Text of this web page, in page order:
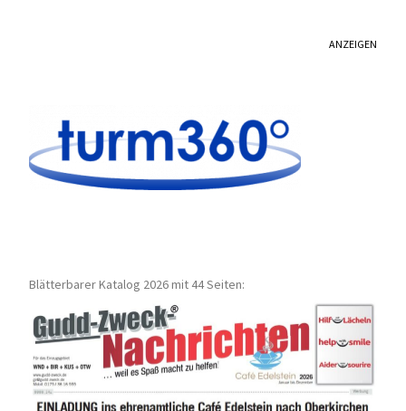
ANZEIGEN
Blätterbarer Katalog 2026 mit 44 Seiten: